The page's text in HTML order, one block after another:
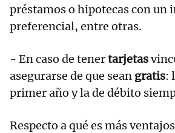
préstamos o hipotecas con un
preferencial, entre otras.
- En caso de tenertarjetas
asegurarse de que sean gratis:
primer año y la de débito
Respecto a qué es más